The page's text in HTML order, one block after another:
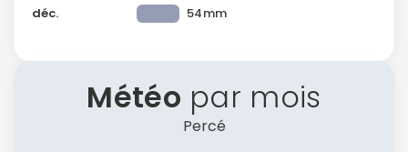
déc.
54mm
Météo par mois
Percé